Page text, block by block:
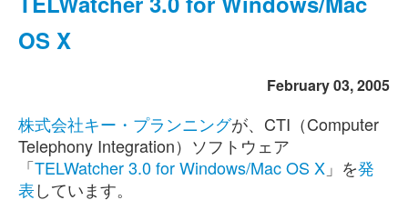
OS X
February 03, 2005
株式会社キー・プランニングが、CTI（Computer
Telephony Integration）ソフトウェア
「TELWatcher 3.0 for Windows/Mac OS X 」を発
表しています。